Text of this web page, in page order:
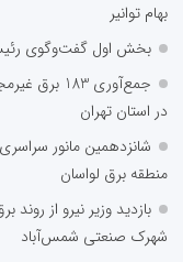
بهام توانیر
بخش اول گفت‌وگوی
جمع‌آوری
در استان تهران
شانزدهمین مانور
منطقه برق لواسان
بازدید وزیر نیرو از
شهرک صنعتی شمس‌آباد